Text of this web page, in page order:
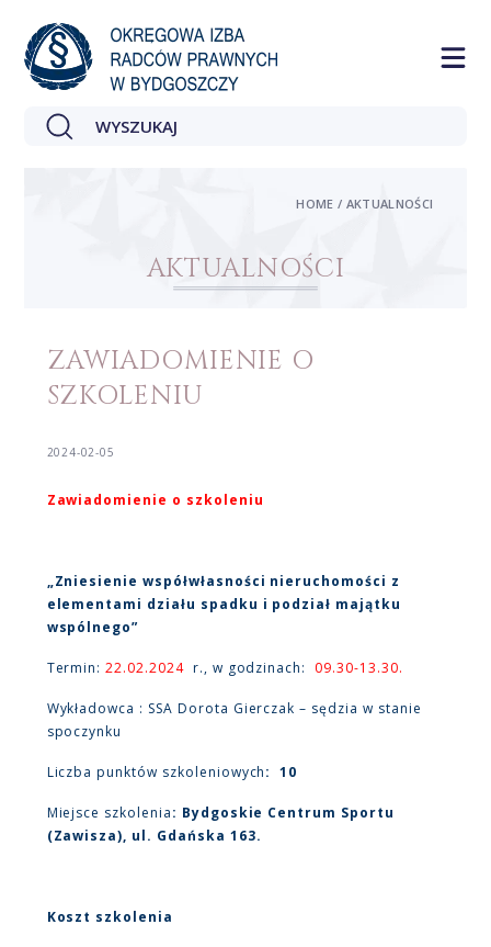
AKTUALNOŚCI
HOME / AKTUALNOŚCI
ZAWIADOMIENIE O
SZKOLENIU
2024-02-05
Zawiadomienie o szkoleniu
„Zniesienie współwłasności nieruchomości z
elementami działu spadku i podział majątku
wspólnego”
Termin:22.02.2024r., w godzinach: 09.30-13.30.
Wykładowca : SSA Dorota Gierczak – sędzia w stanie
spoczynku
Liczba punktów szkoleniowych: 10
Miejsce szkolenia: Bydgoskie Centrum Sportu
(Zawisza), ul. Gdańska 163.
Koszt szkolenia